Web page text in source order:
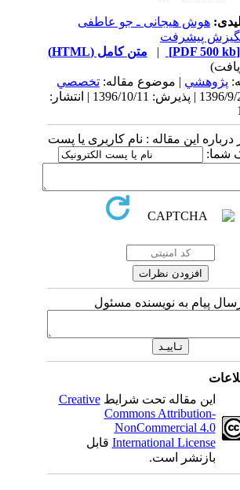
هوش هیجانی ـ جو عاطفی
پیشرفت
| متن کامل (HTML)
پژوهشي| موضوع مقاله:تخصصي
دریافت: 1396/9/29 | پذیرش: 1396/10/11 | انتشار:
این مقاله : نام کاربری یا پست
شما:
پیام به نویسنده مسئول
این مقاله تحت شرایطCreative
Commons Attribution-
NonCommercial 4.0
International Licenseقابل
بازنشر است.